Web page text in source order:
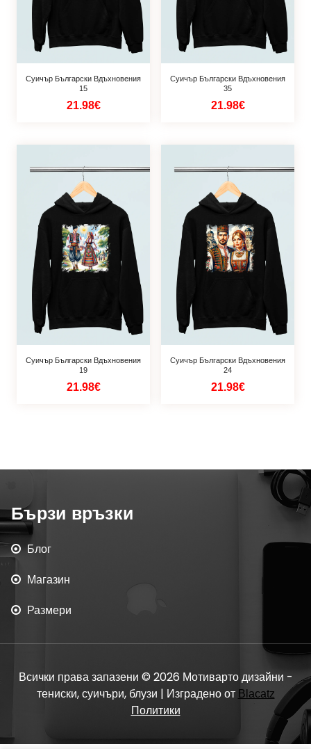
Суичър Български Вдъхновения
15
21.98€
Суичър Български Вдъхновения
35
21.98€
Суичър Български Вдъхновения
19
21.98€
Суичър Български Вдъхновения
24
21.98€
Бързи връзки
Блог
Магазин
Размери
Всички права запазени © 2026 Мотиварто дизайни -
тениски, суичъри, блузи | Изградено от Blacatz
Политики